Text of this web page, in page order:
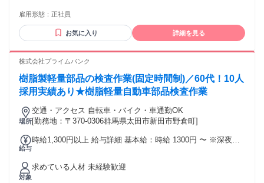
雇用形態： 正社員
お気に入り 詳細を見る
株式会社プライムバンク
樹脂製軽量部品の検査作業(固定時間制)／60代！10人
採用実績あり★樹脂軽量自動車部品検査作業
場所
交通・アクセス 自転車・バイク・車通勤OK
[勤務地：〒370-0306群馬県太田市新田市野倉町]
給与
時給1,300円以上 給与詳細 基本給：時給 1300円 〜 ※深夜時
対象
求めている人材 未経験歓迎